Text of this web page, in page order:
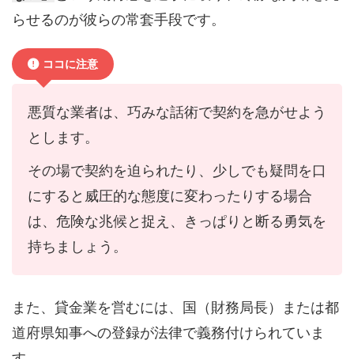
らせるのが彼らの常套手段です。
ココに注意
悪質な業者は、巧みな話術で契約を急がせよう
とします。
その場で契約を迫られたり、少しでも疑問を口
にすると威圧的な態度に変わったりする場合
は、危険な兆候と捉え、きっぱりと断る勇気を
持ちましょう。
また、貸金業を営むには、国（財務局長）または都
道府県知事への登録が法律で義務付けられていま